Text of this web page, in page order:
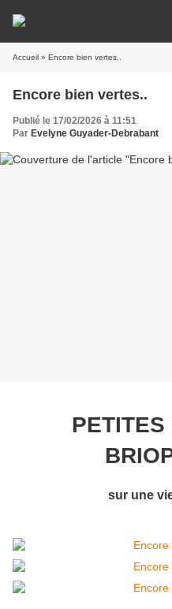
Accueil » Encore bien vertes..
Encore bien vertes..
Publié le 17/02/2026 à 11:51
Par Evelyne Guyader-Debrabant
PETITES
sur une